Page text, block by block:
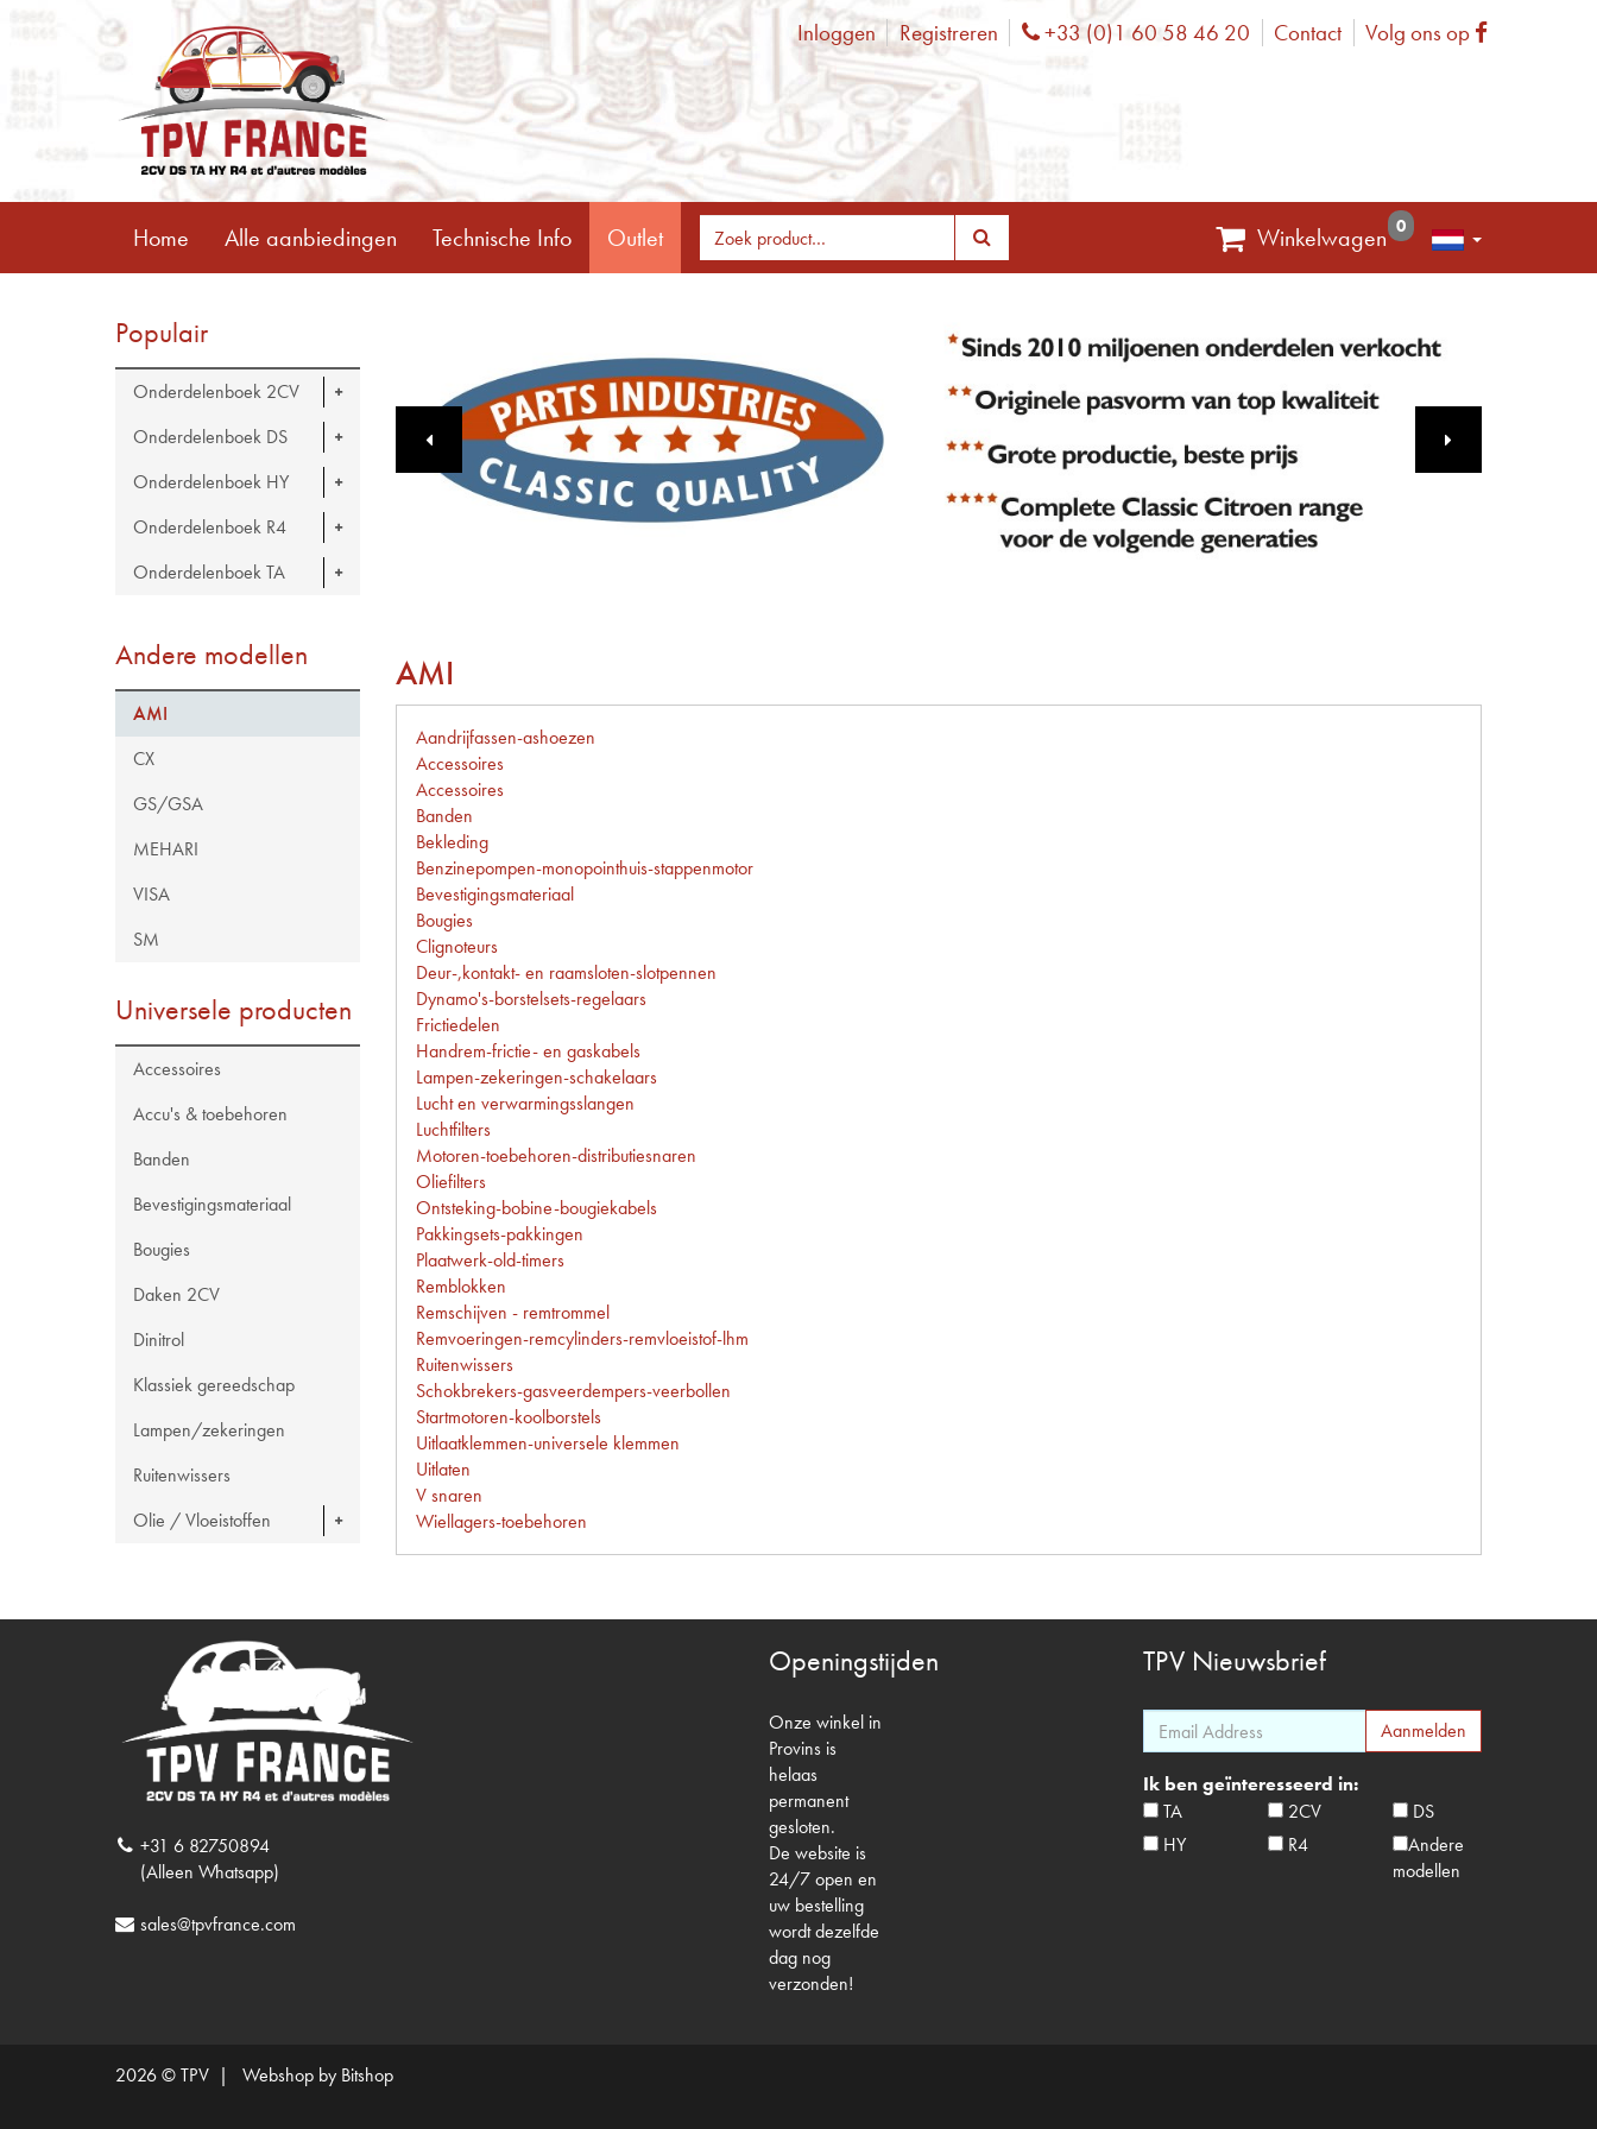
Inloggen Registreren Phone
+33 (0)1 60 58 46 20 Contact Volg ons op Facebook
Home Alle aanbiedingen Technische Info Outlet Winkelwagen 0
Populair
Onderdelenboek 2CV
Onderdelenboek DS
Onderdelenboek HY
Onderdelenboek R4
Onderdelenboek TA
Andere modellen
AMI
CX
GS/GSA
MEHARI
VISA
SM
Universele producten
Accessoires
Accu's & toebehoren
Banden
Bevestigingsmateriaal
Bougies
Daken 2CV
Dinitrol
Klassiek gereedschap
Lampen/zekeringen
Ruitenwissers
Olie / Vloeistoffen
AMI
Aandrijfassen-ashoezen
Accessoires
Accessoires
Banden
Bekleding
Benzinepompen-monopointhuis-stappenmotor
Bevestigingsmateriaal
Bougies
Clignoteurs
Deur-,kontakt- en raamsloten-slotpennen
Dynamo's-borstelsets-regelaars
Frictiedelen
Handrem-frictie- en gaskabels
Lampen-zekeringen-schakelaars
Lucht en verwarmingsslangen
Luchtfilters
Motoren-toebehoren-distributiesnaren
Oliefilters
Ontsteking-bobine-bougiekabels
Pakkingsets-pakkingen
Plaatwerk-old-timers
Remblokken
Remschijven - remtrommel
Remvoeringen-remcylinders-remvloeistof-lhm
Ruitenwissers
Schokbrekers-gasveerdempers-veerbollen
Startmotoren-koolborstels
Uitlaatklemmen-universele klemmen
Uitlaten
V snaren
Wiellagers-toebehoren
+31 6 82750894
(Alleen Whatsapp)
sales@tpvfrance.com
Openingstijden
Onze winkel in
Provins is
helaas
permanent
gesloten.
De website is
24/7 open en
uw bestelling
wordt dezelfde
dag nog
verzonden!
TPV Nieuwsbrief
Ik ben geïnteresseerd in:
TA
2CV
DS
HY
R4
Andere
modellen
2026 © TPV | Webshop by Bitshop